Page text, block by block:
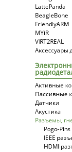
LattePanda
BeagleBone
FriendlyARM
MYiR
VIRT2REAL
Аксессуары
Активные
Пассивные
Датчики
Акустика
Разъемы,
Pogo-Pins
IEEE
HDMI